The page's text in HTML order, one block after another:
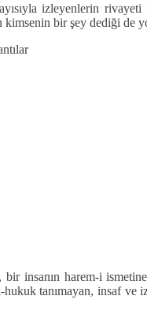
izleyenlerin
kimsenin bir şey dediği de
bir insanın harem-i ismetine
tanımayan, insaf